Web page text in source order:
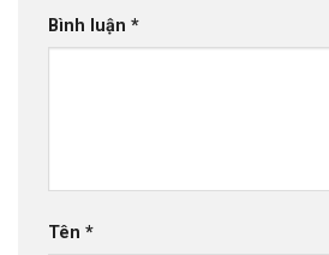
Bình luận *
Tên *